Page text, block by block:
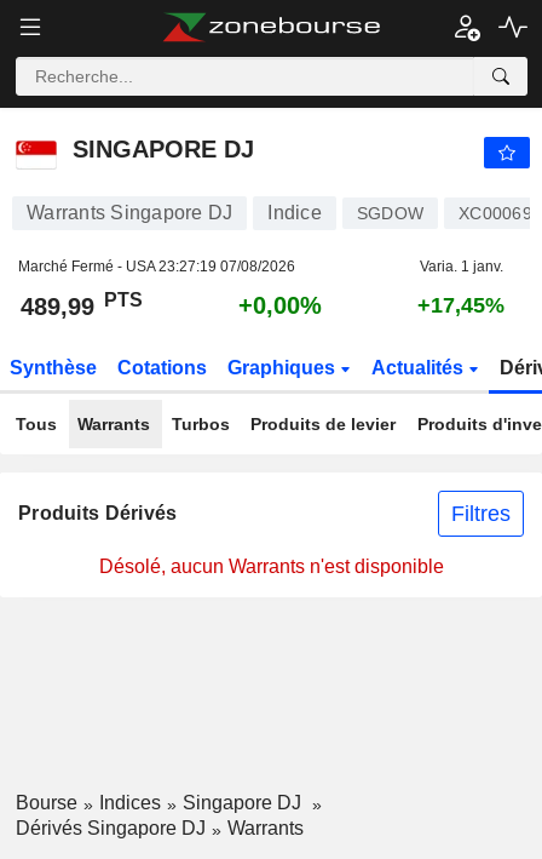
SINGAPORE DJ
SINGAPORE DJ
Warrants Singapore DJ Indice SGDOW
Marché Fermé - USA23:27:19 07/08/2026 Varia. 1 janv.
489,99 PTS +0,00% +17,45%
Synthèse Cotations Graphiques Actualités
Tous Warrants Turbos Produits de levier Produits
Produits Dérivés Filtres
Désolé, aucun Warrants n'est disponible
Bourse Indices
Singapore DJ
Dérivés Singapore DJ
Warrants